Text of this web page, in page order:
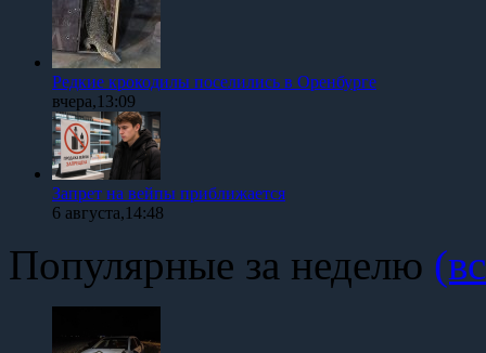
Редкие крокодилы поселились в Оренбурге
вчера,13:09
Запрет на вейпы приближается
6 августа,14:48
Популярные за неделю